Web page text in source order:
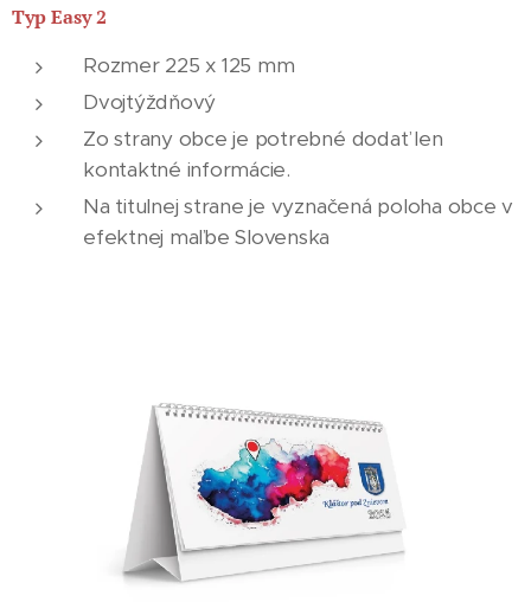
Typ Easy 2
Rozmer 225 x 125 mm
Dvojtýždňový
Zo strany obce je potrebné dodať len
kontaktné informácie.
Na titulnej strane je vyznačená poloha obce v
efektnej maľbe Slovenska